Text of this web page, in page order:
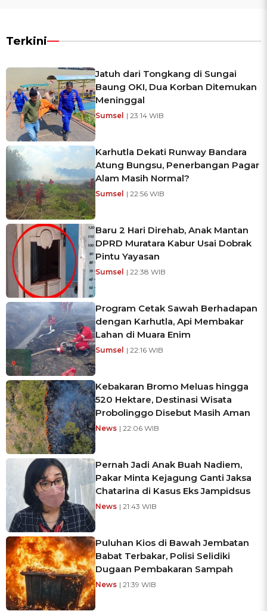
Terkini
Jatuh dari Tongkang di Sungai
Baung OKI, Dua Korban Ditemukan
Meninggal
Sumsel | 23:14 WIB
Karhutla Dekati Runway Bandara
Atung Bungsu, Penerbangan Pagar
Alam Masih Normal?
Sumsel | 22:56 WIB
Baru 2 Hari Direhab, Anak Mantan
DPRD Muratara Kabur Usai Dobrak
Pintu Yayasan
Sumsel | 22:38 WIB
Program Cetak Sawah Berhadapan
dengan Karhutla, Api Membakar
Lahan di Muara Enim
Sumsel | 22:16 WIB
Kebakaran Bromo Meluas hingga
520 Hektare, Destinasi Wisata
Probolinggo Disebut Masih Aman
News | 22:06 WIB
Pernah Jadi Anak Buah Nadiem,
Pakar Minta Kejagung Ganti Jaksa
Chatarina di Kasus Eks Jampidsus
News | 21:43 WIB
Puluhan Kios di Bawah Jembatan
Babat Terbakar, Polisi Selidiki
Dugaan Pembakaran Sampah
News | 21:39 WIB